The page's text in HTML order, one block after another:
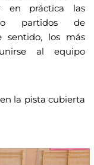
en práctica las
partidos de
sentido, los más
al equipo
la pista cubierta